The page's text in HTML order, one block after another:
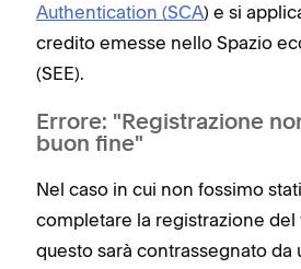
Authentication (SCA) e si
credito emesse nello Spazio
(SEE).
Errore: "Registrazione
buon fine"
Nel caso in cui non fossimo
completare la registrazione del
questo sarà contrassegnato da